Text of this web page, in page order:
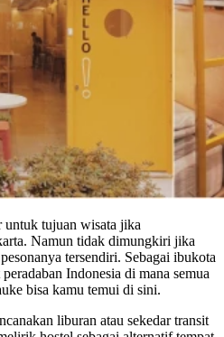
untuk tujuan wisata jika
Namun tidak dimungkiri jika
tersendiri. Sebagai ibukota
Indonesia di mana semua
bisa kamu temui di sini.
liburan atau sekedar transit